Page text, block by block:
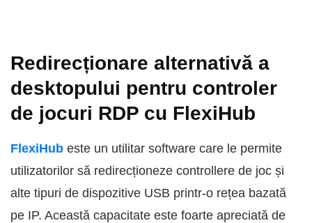
Redirecționare alternativă a
desktopului pentru controler
de jocuri RDP cu FlexiHub
FlexiHub este un utilitar software care le permite
utilizatorilor să redirecționeze controllere de joc și
alte tipuri de dispozitive USB printr-o rețea bazată
pe IP. Această capacitate este foarte apreciată de